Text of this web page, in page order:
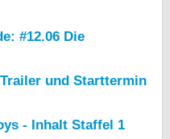
#12.06 Die
und Starttermin
- Inhalt Staffel 1